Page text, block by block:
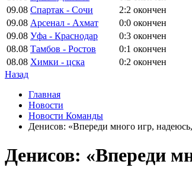
09.08 Спартак - Сочи 2:2 окончен
09.08 Арсенал - Ахмат 0:0 окончен
09.08 Уфа - Краснодар 0:3 окончен
08.08 Тамбов - Ростов 0:1 окончен
08.08 Химки - цска 0:2 окончен
Назад
Главная
Новости
Новости Команды
Денисов: «Впереди много игр,
Денисов: «Впереди